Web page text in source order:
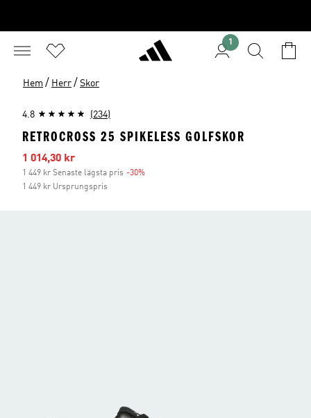
1
Hem / Herr / Skor
4.8 (234)
RETROCROSS 25 SPIKELESS GOLFSKOR
Reapris
1 014,30 kr
1 449 kr Senaste lägsta pris -30%
1 449 kr Ursprungspris